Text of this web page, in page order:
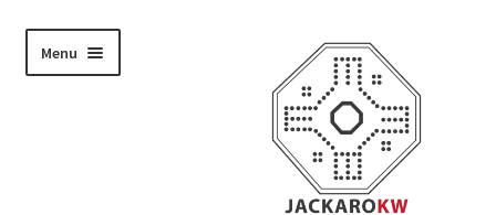
navigation
content
Menu